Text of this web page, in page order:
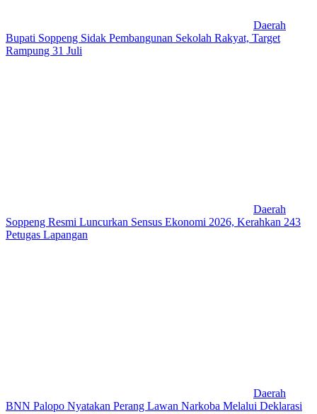
Daerah
Bupati Soppeng Sidak Pembangunan Sekolah Rakyat, Target
Rampung 31 Juli
Daerah
Soppeng Resmi Luncurkan Sensus Ekonomi 2026, Kerahkan 243
Petugas Lapangan
Daerah
BNN Palopo Nyatakan Perang Lawan Narkoba Melalui Deklarasi